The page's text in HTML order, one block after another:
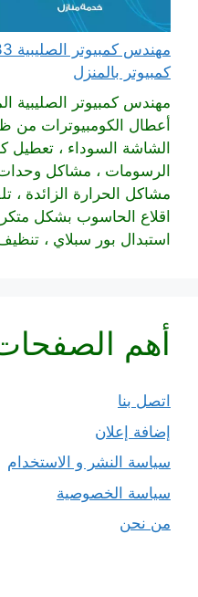
كمبيوتر بالمنزل
مهندس كمبيوتر الصليبية
أعطال الكومبيوترات من
الشاشة السوداء ،
الرسومات ، مشاكل وحدات
مشاكل الحرارة الزائدة ،
اقلاع الحاسوب بشكل
استبدال بور سبلاي ،
أهم
اتصل بنا
إضافة إعلان
سياسة النشر و الاستخدام
سياسة الخصوصية
من نحن